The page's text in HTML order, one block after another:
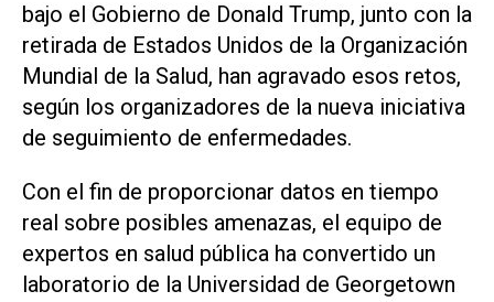
bajo el Gobierno de Donald Trump, junto con la
retirada ⁠de Estados Unidos de la Organización
Mundial de la Salud, han ⁠agravado esos retos,
según los organizadores de la nueva iniciativa
de seguimiento de enfermedades.
Con el fin de proporcionar datos en tiempo
real sobre posibles amenazas, el equipo de
expertos en salud pública ha convertido un
laboratorio de la Universidad de Georgetown